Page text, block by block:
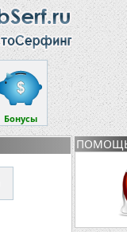
Бонусы